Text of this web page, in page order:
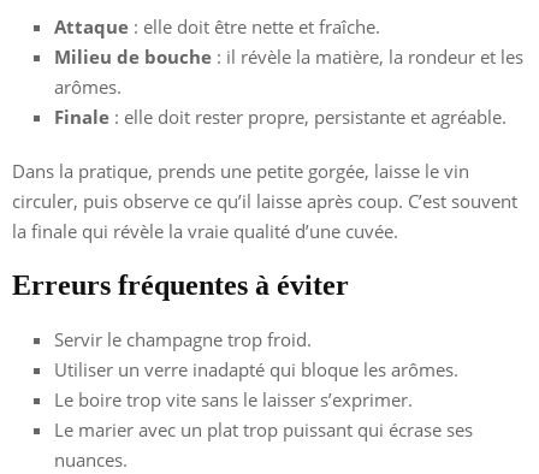
Attaque : elle doit être nette et fraîche.
Milieu de bouche : il révèle la matière, la rondeur et les
arômes.
Finale : elle doit rester propre, persistante et agréable.
Dans la pratique, prends une petite gorgée, laisse le vin
circuler, puis observe ce qu’il laisse après coup. C’est souvent
la finale qui révèle la vraie qualité d’une cuvée.
Erreurs fréquentes à éviter
Servir le champagne trop froid.
Utiliser un verre inadapté qui bloque les arômes.
Le boire trop vite sans le laisser s’exprimer.
Le marier avec un plat trop puissant qui écrase ses
nuances.